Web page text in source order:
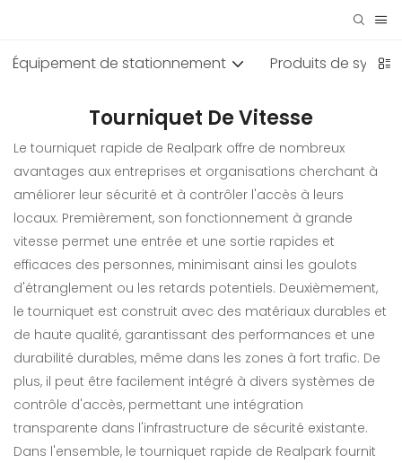
Équipement de stationnement Produits de
Tourniquet De Vitesse
Le tourniquet rapide de Realpark offre de nombreux
avantages aux entreprises et organisations cherchant à
améliorer leur sécurité et à contrôler l'accès à leurs
locaux. Premièrement, son fonctionnement à grande
vitesse permet une entrée et une sortie rapides et
efficaces des personnes, minimisant ainsi les goulots
d'étranglement ou les retards potentiels. Deuxièmement,
le tourniquet est construit avec des matériaux durables et
de haute qualité, garantissant des performances et une
durabilité durables, même dans les zones à fort trafic. De
plus, il peut être facilement intégré à divers systèmes de
contrôle d'accès, permettant une intégration
transparente dans l'infrastructure de sécurité existante.
Dans l'ensemble, le tourniquet rapide de Realpark fournit